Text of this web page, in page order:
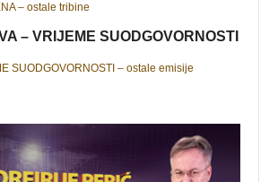
– ostale tribine
– VRIJEME SUODGOVORNOSTI
SUODGOVORNOSTI – ostale emisije